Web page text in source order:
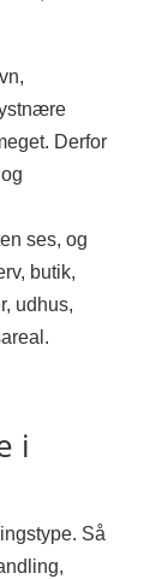
Derfor
ses, og
butik,
udhus,
i
Så